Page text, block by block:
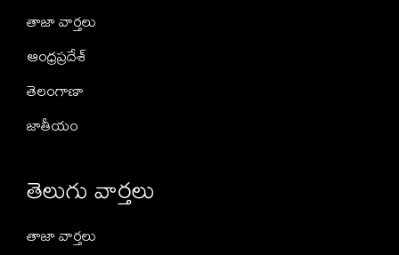
తాజా వార్తలు
ఆంధ్రప్రదేశ్
తెలంగాణా
జాతీయం
తెలుగు వార్తలు
తాజా వార్తలు